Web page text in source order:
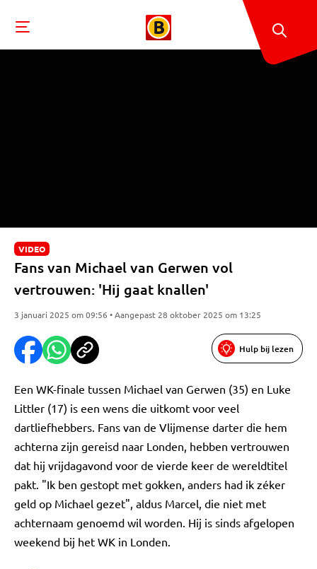
VIDEO
Fans van Michael van Gerwen vol
vertrouwen: 'Hij gaat knallen'
3 januari 2025 om 09:56 • Aangepast 28 oktober 2025 om 13:25
Hulp bij lezen
Een WK-finale tussen Michael van Gerwen (35) en Luke
Littler (17) is een wens die uitkomt voor veel
dartliefhebbers. Fans van de Vlijmense darter die hem
achterna zijn gereisd naar Londen, hebben vertrouwen
dat hij vrijdagavond voor de vierde keer de wereldtitel
pakt. "Ik ben gestopt met gokken, anders had ik zéker
geld op Michael gezet", aldus Marcel, die niet met
achternaam genoemd wil worden. Hij is sinds afgelopen
weekend bij het WK in Londen.